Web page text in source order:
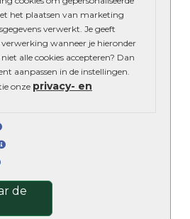
het plaatsen van marketing
verwerkt. Je geeft
wanneer je hieronder
alle cookies accepteren? Dan
aanpassen in de instellingen.
onze privacy- en
de